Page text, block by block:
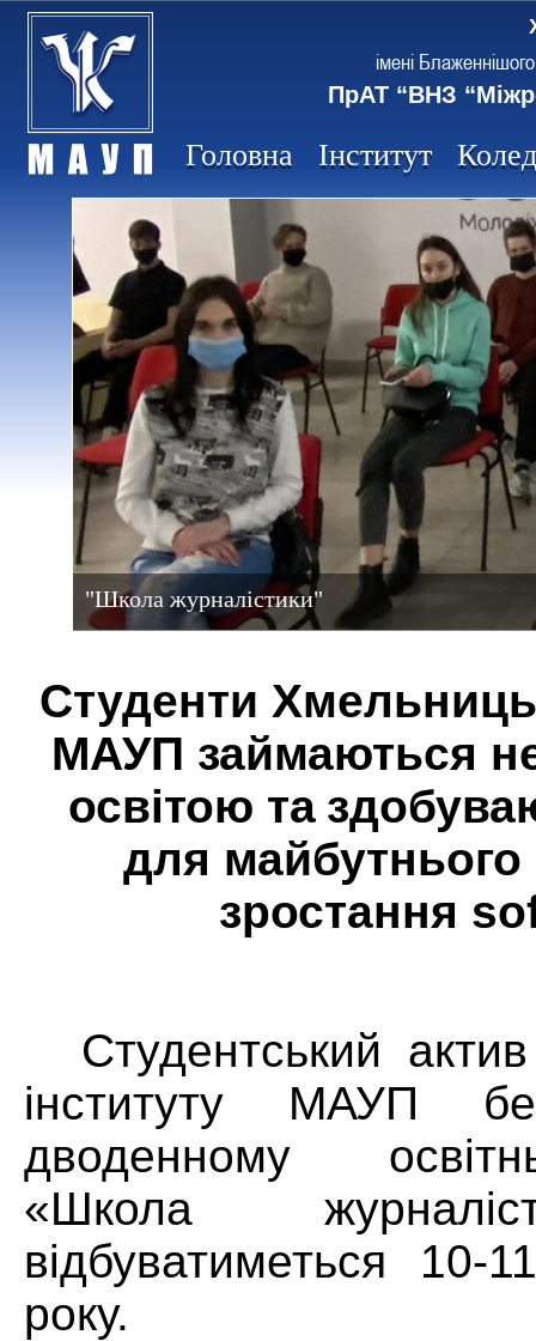
імені
ПрАТ “ВНЗ
Головна Інститут
"Школа журналістики"
Студенти
МАУП займаються
освітою та
для майбутнього
зростання
Студентський
інституту МАУП
дводенному
«Школа
відбуватиметься 10-
року.